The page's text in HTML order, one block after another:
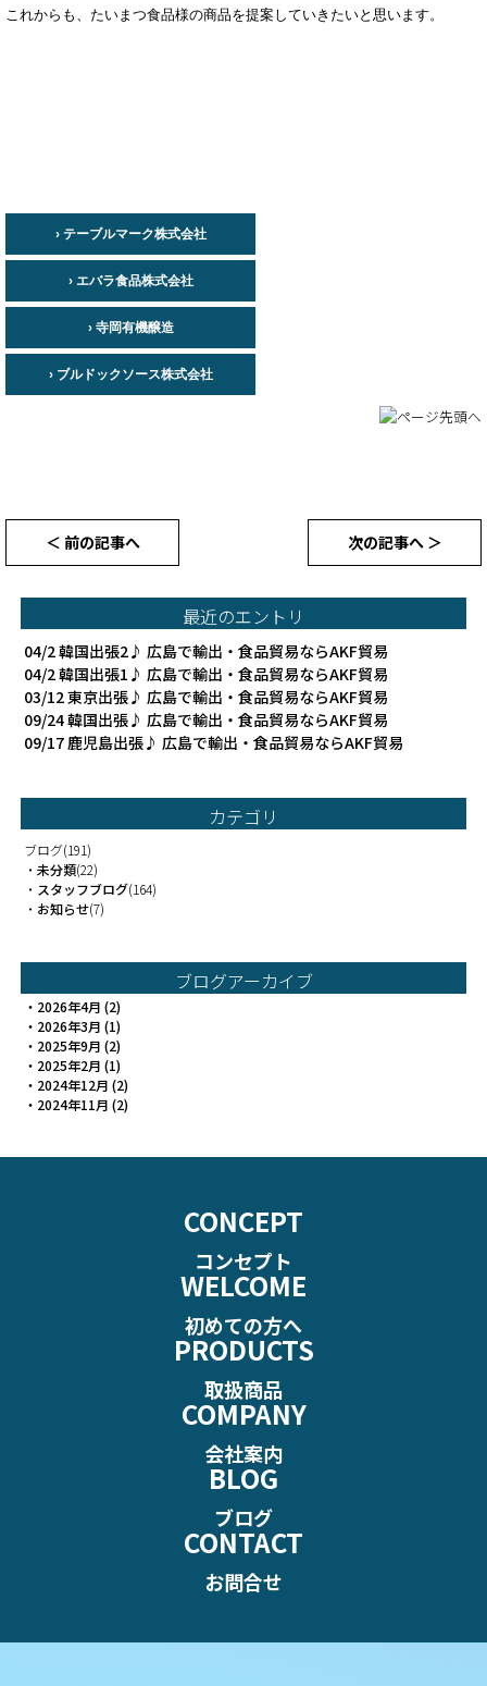
これからも、たいまつ食品様の商品を提案していきたいと思います。
› テーブルマーク株式会社
› エバラ食品株式会社
› 寺岡有機醸造
› ブルドックソース株式会社
＜ 前の記事へ 次の記事へ ＞
最近のエントリ
04/2韓国出張2♪ 広島で輸出・食品貿易ならAKF貿易
04/2韓国出張1♪ 広島で輸出・食品貿易ならAKF貿易
03/12東京出張♪ 広島で輸出・食品貿易ならAKF貿易
09/24韓国出張♪ 広島で輸出・食品貿易ならAKF貿易
09/17 鹿児島出張♪ 広島で輸出・食品貿易ならAKF貿易
カテゴリ
ブログ(191)
・ 未分類(22)
・ スタッフブログ(164)
・ お知らせ(7)
ブログアーカイブ
・ 2026年4月 (2)
・ 2026年3月 (1)
・ 2025年9月 (2)
・ 2025年2月 (1)
・ 2024年12月 (2)
・ 2024年11月 (2)
CONCEPT
コンセプト
WELCOME
初めての方へ
PRODUCTS
取扱商品
COMPANY
会社案内
BLOG
ブログ
CONTACT
お問合せ